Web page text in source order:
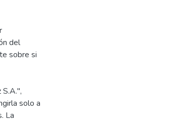
del
sobre si
solo a
La